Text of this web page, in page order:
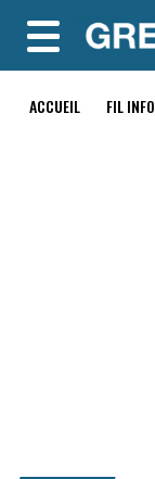
MENU
ACCUEIL FIL INFO